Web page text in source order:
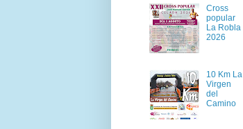
Cross
popular
La Robla
2026
10 Km La
Virgen
del
Camino